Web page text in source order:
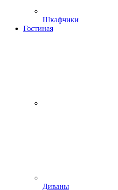
Шкафчики
Гостиная
Диваны